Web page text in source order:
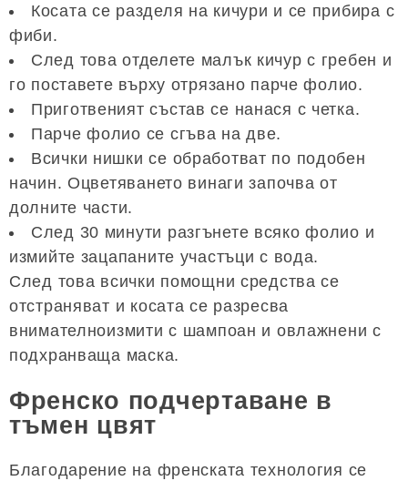
Косата се разделя на кичури и се прибира с
фиби.
След това отделете малък кичур с гребен и
го поставете върху отрязано парче фолио.
Приготвеният състав се нанася с четка.
Парче фолио се сгъва на две.
Всички нишки се обработват по подобен
начин. Оцветяването винаги започва от
долните части.
След 30 минути разгънете всяко фолио и
измийте зацапаните участъци с вода.
След това всички помощни средства се
отстраняват и косата се разресва
внимателноизмити с шампоан и овлажнени с
подхранваща маска.
Френско подчертаване в
тъмен цвят
Благодарение на френската технология се